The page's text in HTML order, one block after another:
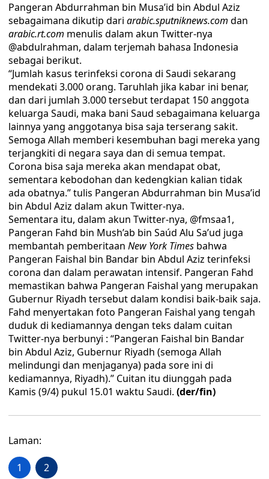
Pangeran Abdurrahman bin Musa’id bin Abdul Aziz
sebagaimana dikutip dari arabic.sputniknews.com dan
arabic.rt.com menulis dalam akun Twitter-nya
@abdulrahman, dalam terjemah bahasa Indonesia
sebagai berikut.
“Jumlah kasus terinfeksi corona di Saudi sekarang
mendekati 3.000 orang. Taruhlah jika kabar ini benar,
dan dari jumlah 3.000 tersebut terdapat 150 anggota
keluarga Saudi, maka bani Saud sebagaimana keluarga
lainnya yang anggotanya bisa saja terserang sakit.
Semoga Allah memberi kesembuhan bagi mereka yang
terjangkiti di negara saya dan di semua tempat.
Corona bisa saja mereka akan mendapat obat,
sementara kebodohan dan kedengkian kalian tidak
ada obatnya.” tulis Pangeran Abdurrahman bin Musa’id
bin Abdul Aziz dalam akun Twitter-nya.
Sementara itu, dalam akun Twitter-nya, @fmsaa1,
Pangeran Fahd bin Mush’ab bin Saúd Alu Sa’ud juga
membantah pemberitaan New York Times bahwa
Pangeran Faishal bin Bandar bin Abdul Aziz terinfeksi
corona dan dalam perawatan intensif. Pangeran Fahd
memastikan bahwa Pangeran Faishal yang merupakan
Gubernur Riyadh tersebut dalam kondisi baik-baik saja.
Fahd menyertakan foto Pangeran Faishal yang tengah
duduk di kediamannya dengan teks dalam cuitan
Twitter-nya berbunyi : “Pangeran Faishal bin Bandar
bin Abdul Aziz, Gubernur Riyadh (semoga Allah
melindungi dan menjaganya) pada sore ini di
kediamannya, Riyadh).” Cuitan itu diunggah pada
Kamis (9/4) pukul 15.01 waktu Saudi. (der/fin)
Laman:
1 2